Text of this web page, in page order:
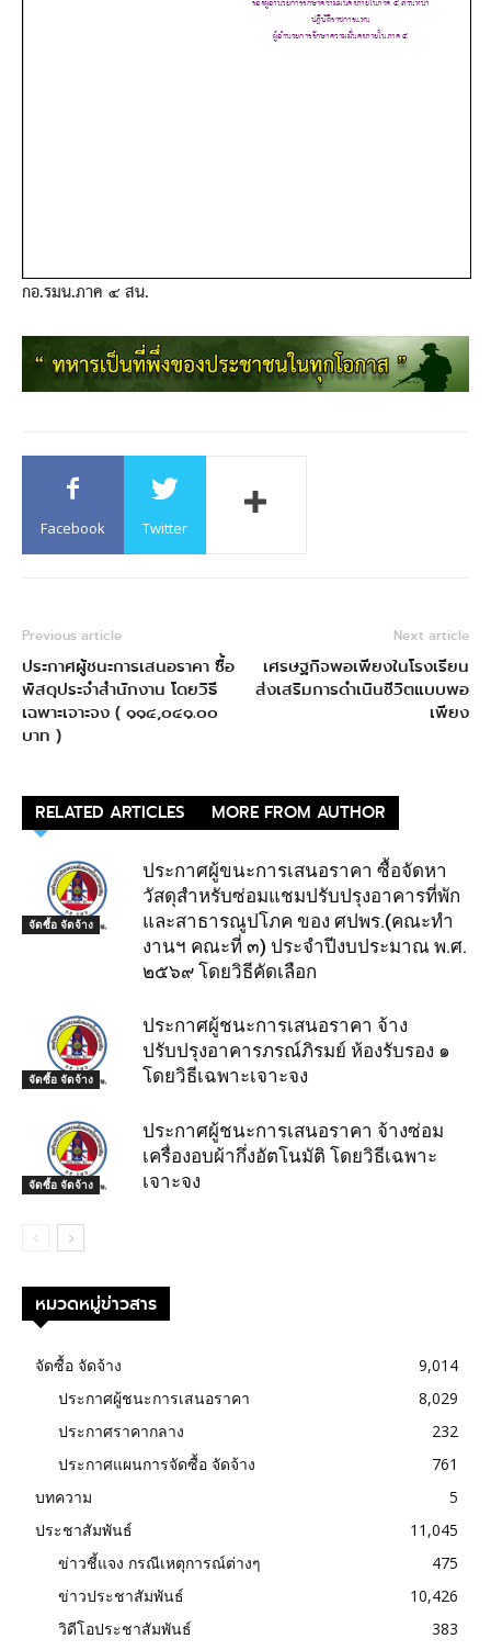
กอ.รมน.ภาค ๔ สน.
Facebook Twitter
Previous article
ประกาศผู้ชนะการเสนอราคา ซื้อ
พัสดุประจำสำนักงาน โดยวิธี
เฉพาะเจาะจง ( ๑๑๔,๐๔๑.๐๐
บาท )
Next article
เศรษฐกิจพอเพียงในโรงเรียน
ส่งเสริมการดำเนินชีวิตแบบพอ
เพียง
RELATED ARTICLES MORE FROM AUTHOR
จัดซื้อ จัดจ้าง
ประกาศผู้ขนะการเสนอราคา ซื้อจัดหา
วัสดุสำหรับซ่อมแชมปรับปรุงอาคารที่พัก
และสาธารณูปโภค ของ ศปพร.(คณะทำ
งานฯ คณะที่ ๓) ประจำปีงบประมาณ พ.ศ.
๒๕๖๙ โดยวิธีคัดเลือก
จัดซื้อ จัดจ้าง
ประกาศผู้ชนะการเสนอราคา จ้าง
ปรับปรุงอาคารภรณ์ภิรมย์ ห้องรับรอง ๑
โดยวิธีเฉพาะเจาะจง
จัดซื้อ จัดจ้าง
ประกาศผู้ชนะการเสนอราคา จ้างซ่อม
เครื่องอบผ้ากึ่งอัตโนมัติ โดยวิธีเฉพาะ
เจาะจง
หมวดหมู่ข่าวสาร
จัดซื้อ จัดจ้าง
9,014
ประกาศผู้ชนะการเสนอราคา
8,029
ประกาศราคากลาง
232
ประกาศแผนการจัดซื้อ จัดจ้าง
761
บทความ
5
ประชาสัมพันธ์
11,045
ข่าวชี้แจง กรณีเหตุการณ์ต่างๆ
475
ข่าวประชาสัมพันธ์
10,426
วิดีโอประชาสัมพันธ์
383